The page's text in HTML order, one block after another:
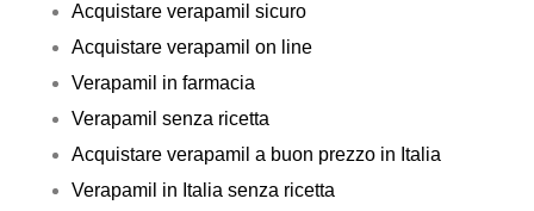
Acquistare verapamil sicuro
Acquistare verapamil on line
Verapamil in farmacia
Verapamil senza ricetta
Acquistare verapamil a buon prezzo in Italia
Verapamil in Italia senza ricetta